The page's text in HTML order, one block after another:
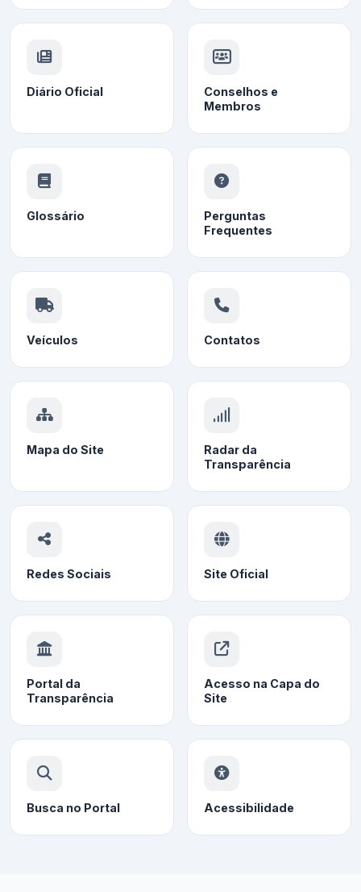
Diário Oficial
Conselhos e
Membros
Glossário
Perguntas
Frequentes
Veículos Contatos
Mapa do Site
Radar da
Transparência
Redes Sociais Site Oficial
Portal da
Transparência
Acesso na Capa do
Site
Busca no Portal Acessibilidade